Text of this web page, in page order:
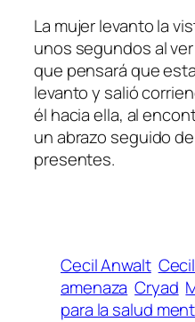
La mujer levanto la
unos segundos al
que pensará que
levanto y salió
él hacia ella, al
un abrazo seguido
presentes.
Cecil Anwalt
amenaza Cryad
para la salud